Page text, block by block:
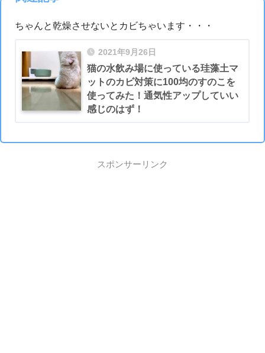
ちゃんと乾燥させないとカビちゃいます・・・
2021年9月26日
猫の水飲み場に使っている珪藻土マ
ットのカビ対策に100均のすのこを
使ってみた！通気性アップしていい
感じのはず！
スポンサーリンク